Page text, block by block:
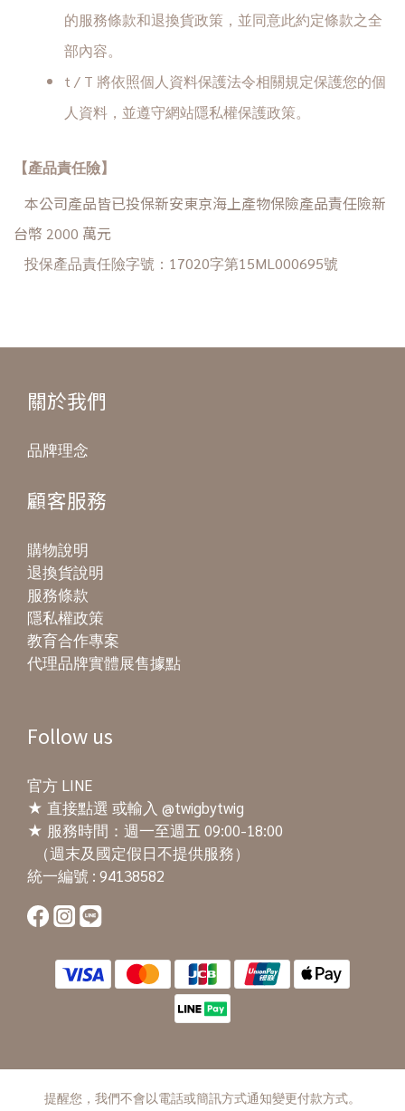
的服務條款和退換貨政策，並同意此約定條款之全
部內容。
t / T 將依照個人資料保護法令相關規定保護您的個
人資料，並遵守網站隱私權保護政策。
【產品責任險】
本公司產品皆已投保新安東京海上產物保險產品責任險新
台幣 2000 萬元
投保產品責任險字號：17020字第15ML000695號
關於我們
品牌理念
顧客服務
購物說明
退換貨說明
服務條款
隱私權政策
教育合作專案
代理品牌實體展售據點
Follow us
官方 LINE
★ 直接點選 或輸入 @twigbytwig
★ 服務時間：週一至週五 09:00-18:00
（週末及國定假日不提供服務）
統一編號 : 94138582
提醒您，我們不會以電話或簡訊方式通知變更付款方式。